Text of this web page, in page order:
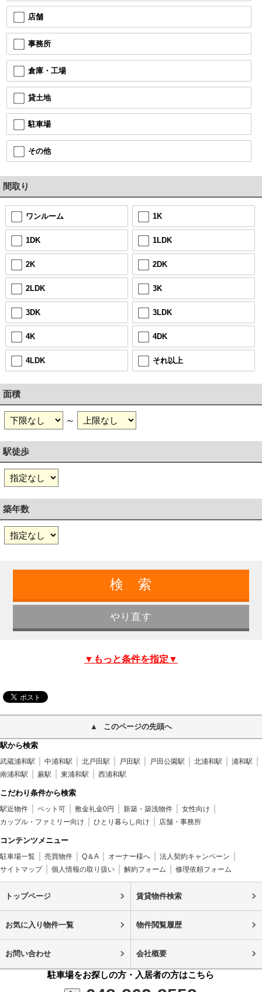
店舗
事務所
倉庫・工場
貸土地
駐車場
その他
間取り
ワンルーム 1K
1DK 1LDK
2K 2DK
2LDK 3K
3DK 3LDK
4K 4DK
4LDK それ以上
面積
～
駅徒歩
築年数
▼もっと条件を指定▼
このページの先頭へ
駅から検索
武蔵浦和駅 中浦和駅 北戸田駅 戸田駅 戸田公園駅 北浦和駅
浦和駅
南浦和駅
蕨駅 東浦和駅 西浦和駅
こだわり条件から検索
駅近物件 ペット可 敷金礼金0円 新築・築浅物件
女性向け
カップル・ファミリー向け
ひとり暮らし向け 店舗・事務所
コンテンツメニュー
駐車場一覧 売買物件 Q＆A オーナー様へ
法人契約キャンペーン
サイトマップ
個人情報の取り扱い 解約フォーム 修理依頼フォーム
トップページ 賃貸物件検索
お気に入り物件一覧 物件閲覧履歴
お問い合わせ 会社概要
駐車場をお探しの方・入居者の方はこちら